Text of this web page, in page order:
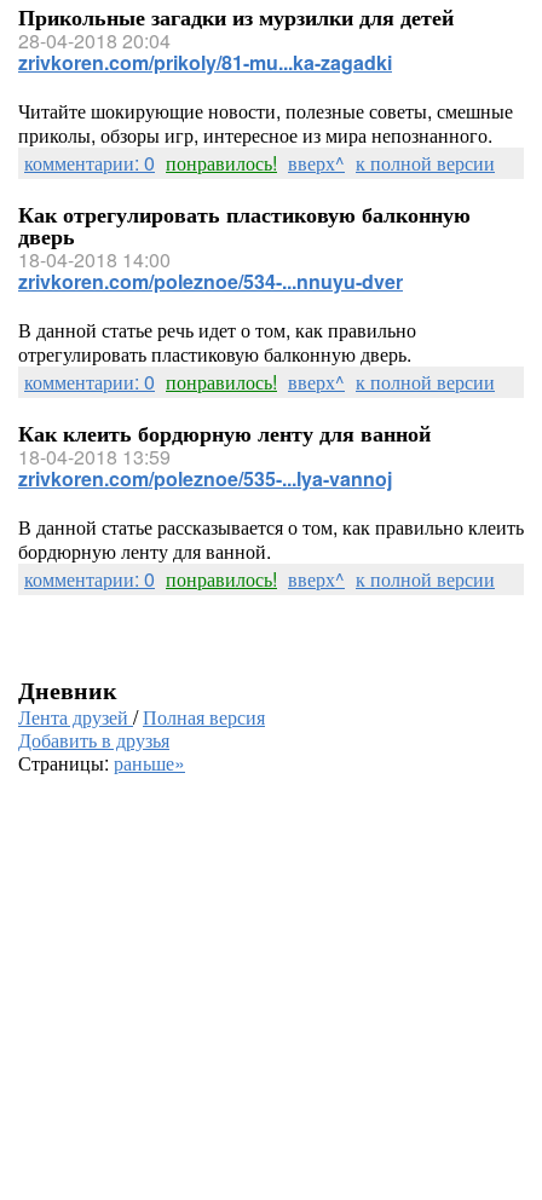
Прикольные загадки из мурзилки для детей
28-04-2018 20:04
zrivkoren.com/prikoly/81-mu...ka-zagadki
Читайте шокирующие новости, полезные советы, смешные
приколы, обзоры игр, интересное из мира непознанного.
комментарии: 0 понравилось! вверх^ к полной версии
Как отрегулировать пластиковую балконную
дверь
18-04-2018 14:00
zrivkoren.com/poleznoe/534-...nnuyu-dver
В данной статье речь идет о том, как правильно
отрегулировать пластиковую балконную дверь.
комментарии: 0 понравилось! вверх^ к полной версии
Как клеить бордюрную ленту для ванной
18-04-2018 13:59
zrivkoren.com/poleznoe/535-...lya-vannoj
В данной статье рассказывается о том, как правильно клеить
бордюрную ленту для ванной.
комментарии: 0 понравилось! вверх^ к полной версии
Дневник
Лента друзей /Полная версия
Добавить в друзья
Страницы: раньше»